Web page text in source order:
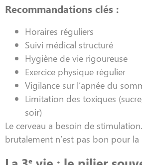
Recommandations clés :
Horaires réguliers
Suivi médical structuré
Hygiène de vie rigoureuse
Exercice physique régulier
Vigilance sur l’apnée du
Limitation des toxiques
soir)
Le cerveau a besoin de
brutalement n’est pas bon pour